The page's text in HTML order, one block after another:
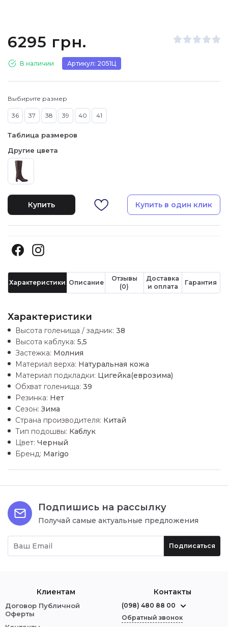
6295 грн.
В наличии Артикул: 2051Ц
Выбирите размер
36 37 38 39 40 41
Таблица размеров
Другие цвета
Купить Купить в один клик
Характеристики Описание
Отзывы
(0)
Доставка
и оплата
Гарантия
Характеристики
Высота голенища / задник: 38
Высота каблука: 5,5
Застежка: Молния
Материал верха: Натуральная кожа
Материал подкладки: Цигейка(еврозима)
Обхват голенища: 39
Резинка: Нет
Сезон: Зима
Страна производителя: Китай
Тип подошвы: Каблук
Цвет: Черный
Бренд: Marigo
Подпишись на рассылку
Получай самые актуальные предложения
Подписаться
Клиентам
Договор Публичной
Оферты
Контакты
Контакты
(098) 480 88 00
Обратный звонок